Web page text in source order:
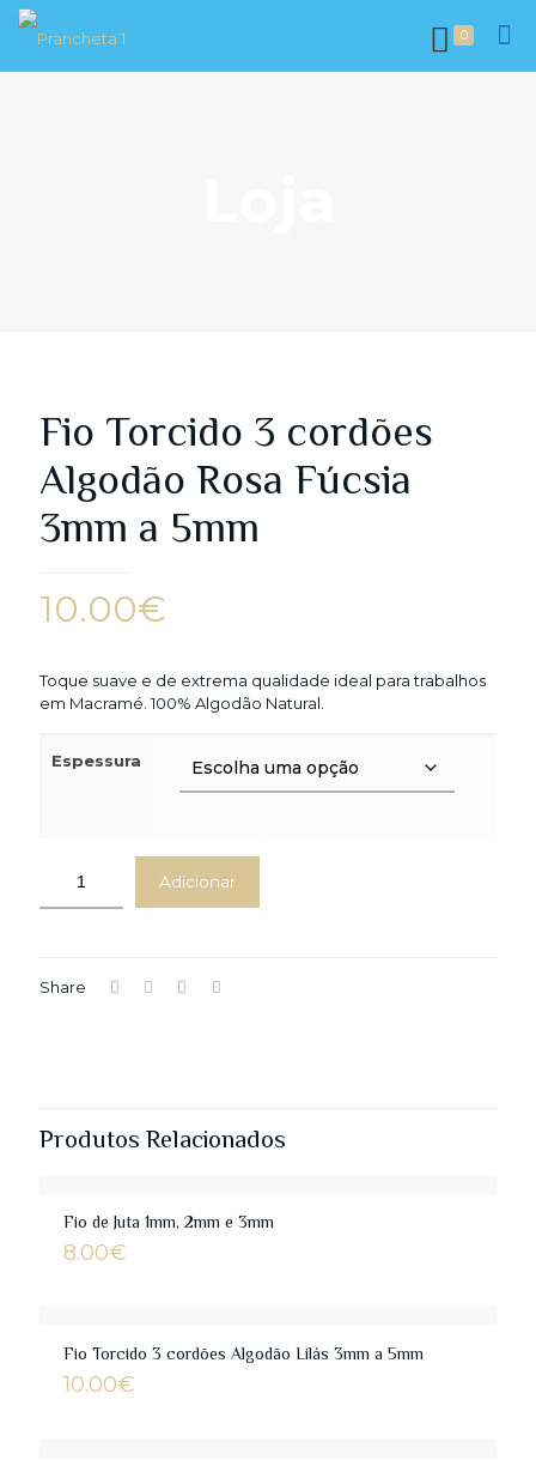
0
Fio Torcido 3 cordões
Algodão Rosa Fúcsia
3mm a 5mm
10.00€
Toque suave e de extrema qualidade ideal para trabalhos
em Macramé. 100% Algodão Natural.
Espessura
Adicionar
Share
Produtos Relacionados
Fio de Juta 1mm, 2mm e 3mm
8.00€
Fio Torcido 3 cordões Algodão Lilás 3mm a 5mm
10.00€